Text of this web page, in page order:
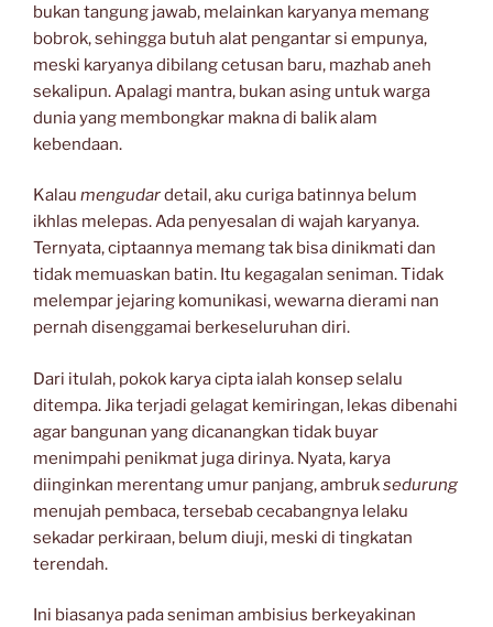
bukan tangung jawab, melainkan karyanya memang
bobrok, sehingga butuh alat pengantar si empunya,
meski karyanya dibilang cetusan baru, mazhab aneh
sekalipun. Apalagi mantra, bukan asing untuk warga
dunia yang membongkar makna di balik alam
kebendaan.
Kalau mengudardetail, aku curiga batinnya belum
ikhlas melepas. Ada penyesalan di wajah karyanya.
Ternyata, ciptaannya memang tak bisa dinikmati dan
tidak memuaskan batin. Itu kegagalan seniman. Tidak
melempar jejaring komunikasi, wewarna dierami nan
pernah disenggamai berkeseluruhan diri.
Dari itulah, pokok karya cipta ialah konsep selalu
ditempa. Jika terjadi gelagat kemiringan, lekas dibenahi
agar bangunan yang dicanangkan tidak buyar
menimpahi penikmat juga dirinya. Nyata, karya
diinginkan merentang umur panjang, ambruksedurung
menujah pembaca, tersebab cecabangnya lelaku
sekadar perkiraan, belum diuji, meski di tingkatan
terendah.
Ini biasanya pada seniman ambisius berkeyakinan